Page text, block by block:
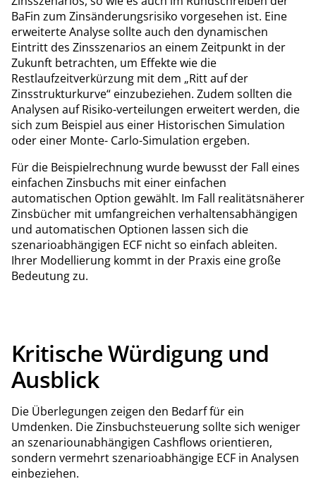
BaFin zum Zinsänderungsrisiko vorgesehen ist. Eine
erweiterte Analyse sollte auch den dynamischen
Eintritt des Zinsszenarios an einem Zeitpunkt in der
Zukunft betrachten, um Effekte wie die
Restlaufzeitverkürzung mit dem „Ritt auf der
Zinsstrukturkurve“ einzubeziehen. Zudem sollten die
Analysen auf Risiko-verteilungen erweitert werden, die
sich zum Beispiel aus einer Historischen Simulation
oder einer Monte- Carlo-Simulation ergeben.
Für die Beispielrechnung wurde bewusst der Fall eines
einfachen Zinsbuchs mit einer einfachen
automatischen Option gewählt. Im Fall realitätsnäherer
Zinsbücher mit umfangreichen verhaltensabhängigen
und automatischen Optionen lassen sich die
szenarioabhängigen ECF nicht so einfach ableiten.
Ihrer Modellierung kommt in der Praxis eine große
Bedeutung zu.
Kritische Würdigung und
Ausblick
Die Überlegungen zeigen den Bedarf für ein
Umdenken. Die Zinsbuchsteuerung sollte sich weniger
an szenariounabhängigen Cashflows orientieren,
sondern vermehrt szenarioabhängige ECF in Analysen
einbeziehen.